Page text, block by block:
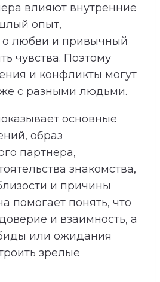
влияют внутренние
опыт,
о любви и привычный
чувства. Поэтому
и конфликты могут
с разными людьми.
основные
образ
партнера,
знакомства,
и причины
помогает понять, что
и взаимность, а
или ожидания
зрелые